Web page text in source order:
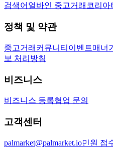
검색어 얼바인 중고거래 코리아
정책 및 약관
중고거래 커뮤니티 이벤트매너
보 처리방침
비즈니스
비즈니스 등록협업 문의
고객센터
palmarket@palmarket.io민원 접